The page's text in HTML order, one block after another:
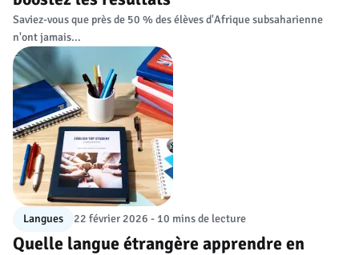
Saviez-vous que près de 50 % des élèves d'Afrique subsaharienne
n'ont jamais...
Langues 22 février 2026 - 10 mins de lecture
Quelle langue étrangère apprendre en